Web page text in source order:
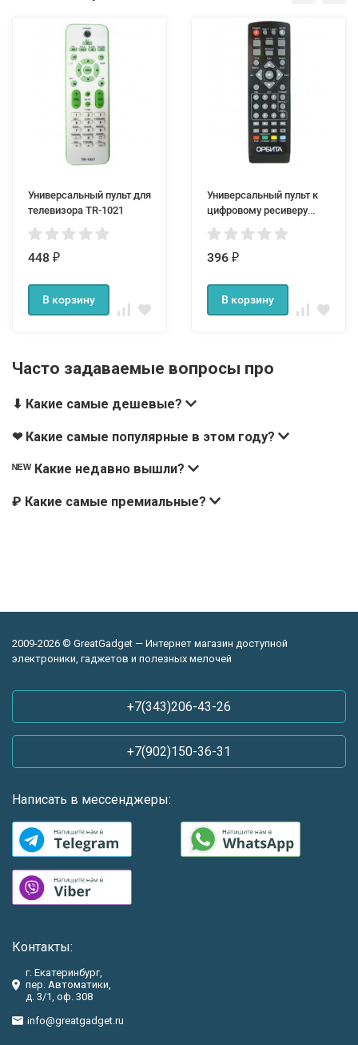
Универсальный пульт для
телевизора TR-1021
448 ₽
В корзину
Универсальный пульт к
цифровому ресиверу
DVB-T2 Орбита
396 ₽
В корзину
Часто задаваемые вопросы про
⬇ Какие самые дешевые?
❤ Какие самые популярные в этом году?
ᴺᴱᵂ Какие недавно вышли?
₽ Какие самые премиальные?
2009-2026 © GreatGadget — Интернет магазин доступной
электроники, гаджетов и полезных мелочей
+7(343)206-43-26
+7(902)150-36-31
Написать в мессенджеры:
Контакты:
г. Екатеринбург,
пер. Автоматики,
д. 3/1, оф. 308
info@greatgadget.ru